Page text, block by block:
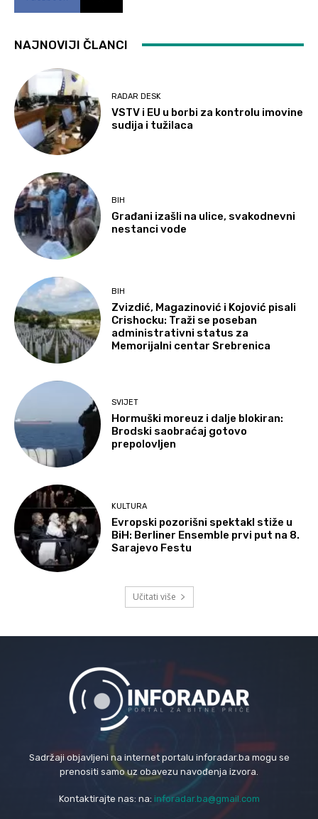
NAJNOVIJI ČLANCI
RADAR DESK
VSTV i EU u borbi za kontrolu imovine
sudija i tužilaca
BIH
Građani izašli na ulice, svakodnevni
nestanci vode
BIH
Zvizdić, Magazinović i Kojović pisali
Crishocku: Traži se poseban
administrativni status za
Memorijalni centar Srebrenica
SVIJET
Hormuški moreuz i dalje blokiran:
Brodski saobraćaj gotovo
prepolovljen
KULTURA
Evropski pozorišni spektakl stiže u
BiH: Berliner Ensemble prvi put na 8.
Sarajevo Festu
Učitati više
Sadržaji objavljeni na internet portalu inforadar.ba mogu se
prenositi samo uz obavezu navođenja izvora.
Kontaktirajte nas: na: inforadar.ba@gmail.com